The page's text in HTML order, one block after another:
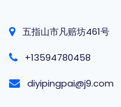
五指山市凡赔坊461号
+13594780458
diyipingpai@j9.com